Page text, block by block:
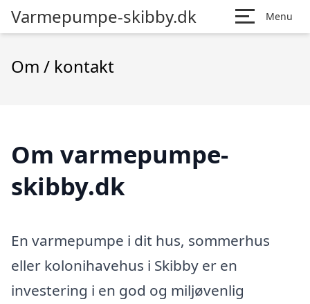
Varmepumpe-skibby.dk Menu
Om / kontakt
Om varmepumpe-
skibby.dk
En varmepumpe i dit hus, sommerhus
eller kolonihavehus i Skibby er en
investering i en god og miljøvenlig